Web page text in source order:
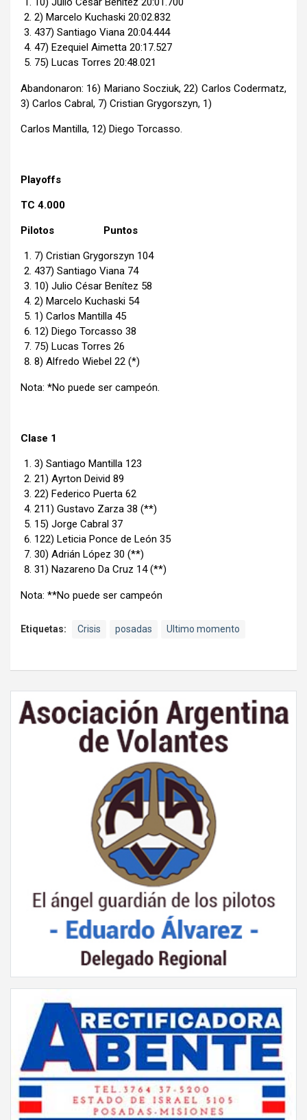
2) Marcelo Kuchaski 20:02.832
437) Santiago Viana 20:04.444
47) Ezequiel Aimetta 20:17.527
75) Lucas Torres 20:48.021
Abandonaron: 16) Mariano Socziuk, 22) Carlos Codermatz,
3) Carlos Cabral, 7) Cristian Grygorszyn, 1)
Carlos Mantilla, 12) Diego Torcasso.
Playoffs
TC 4.000
Pilotos Puntos
7) Cristian Grygorszyn 104
437) Santiago Viana 74
10) Julio César Benítez 58
2) Marcelo Kuchaski 54
1) Carlos Mantilla 45
12) Diego Torcasso 38
75) Lucas Torres 26
8) Alfredo Wiebel 22 (*)
Nota: *No puede ser campeón.
Clase 1
3) Santiago Mantilla 123
21) Ayrton Deivid 89
22) Federico Puerta 62
211) Gustavo Zarza 38 (**)
15) Jorge Cabral 37
122) Leticia Ponce de León 35
30) Adrián López 30 (**)
31) Nazareno Da Cruz 14 (**)
Nota: **No puede ser campeón
Etiquetas: Crisis posadas Ultimo momento